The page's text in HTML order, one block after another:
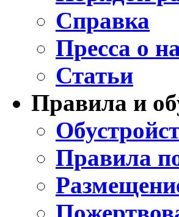
Справка
Пресса о
Статьи
Правила и
Правила